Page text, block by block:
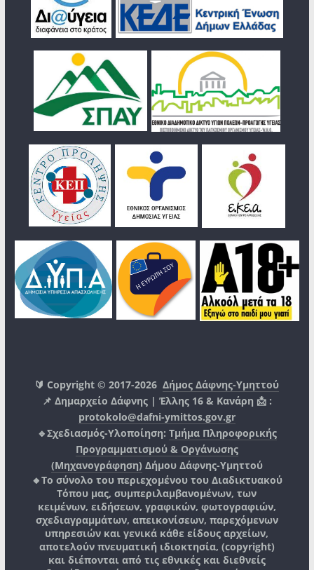
🔰 Copyright © 2017-2026Δήμος Δάφνης-Υμηττού
📌 Δημαρχείο Δάφνης | Έλλης 16 & Κανάρη 📩 :
protokolo@dafni-ymittos.gov.gr
🔹Σχεδιασμός-Υλοποίηση: Τμήμα Πληροφορικής
Προγραμματισμού & Οργάνωσης
(Μηχανογράφηση) Δήμου Δάφνης-Υμηττού
🔸Το σύνολο του περιεχομένου του Διαδικτυακού
Τόπου μας, συμπεριλαμβανομένων, των
κειμένων, ειδήσεων, γραφικών, φωτογραφιών,
σχεδιαγραμμάτων, απεικονίσεων, παρεχόμενων
υπηρεσιών και γενικά κάθε είδους αρχείων,
αποτελούν πνευματική ιδιοκτησία, (copyright)
και διέπονται από τις εθνικές και διεθνείς